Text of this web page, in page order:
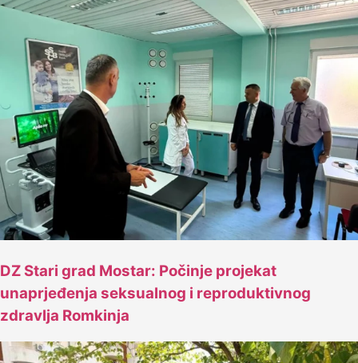
DZ Stari grad Mostar: Počinje projekat
unaprjeđenja seksualnog i reproduktivnog
zdravlja Romkinja